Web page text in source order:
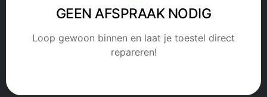
GEEN AFSPRAAK NODIG
Loop gewoon binnen en laat je toestel direct
repareren!